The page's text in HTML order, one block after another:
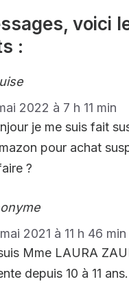
voici
:
2022 à 7 h 11 min
je me suis fait
pour achat
?
2021 à 11 h 46 min
Mme LAURA
depuis 10 à 11